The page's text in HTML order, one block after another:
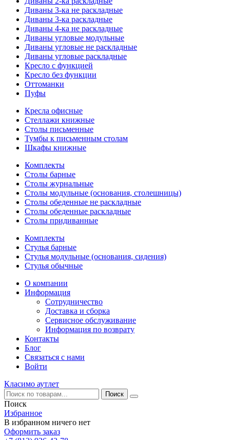
Диваны 3-ка не раскладные
Диваны 3-ка раскладные
Диваны 4-ка не раскладные
Диваны угловые модульные
Диваны угловые не раскладные
Диваны угловые раскладные
Кресло с функцией
Кресло без функции
Оттоманки
Пуфы
Кресла офисные
Стеллажи книжные
Столы письменные
Тумбы к письменным столам
Шкафы книжные
Комплекты
Столы барные
Столы журнальные
Столы модульные (основания, столешницы)
Столы обеденные не раскладные
Столы обеденные раскладные
Столы придиванные
Комплекты
Стулья барные
Стулья модульные (основания, сидения)
Стулья обычные
О компании
Информация
Сотрудничество
Доставка и сборка
Сервисное обслуживание
Информация по возврату
Контакты
Блог
Связаться с нами
Войти
Класимо аутлет
Поиск
Избранное
В избранном ничего нет
Оформить заказ